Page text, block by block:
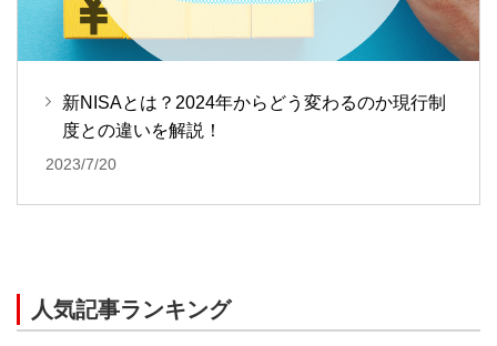
新NISAとは？2024年からどう変わるのか現行制
度との違いを解説！
2023/7/20
人気記事ランキング